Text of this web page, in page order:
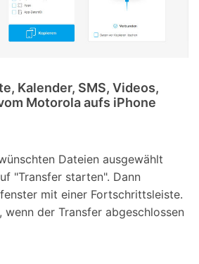
Kalender, SMS, Videos,
Motorola aufs iPhone
Dateien ausgewählt
"Transfer starten". Dann
mit einer Fortschrittsleiste.
wenn der Transfer abgeschlossen